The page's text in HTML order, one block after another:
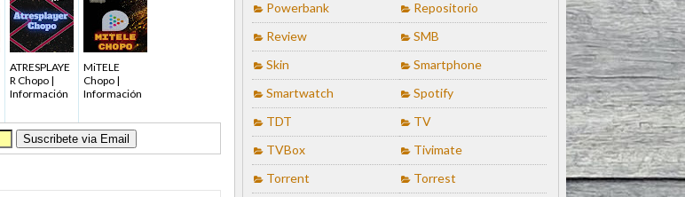
ATRESPLAYE
R Chopo |
Información
MiTELE
Chopo |
Información
Powerbank
Repositorio
Review
SMB
Skin
Smartphone
Smartwatch
Spotify
TDT
TV
TVBox
Tivimate
Torrent
Torrest